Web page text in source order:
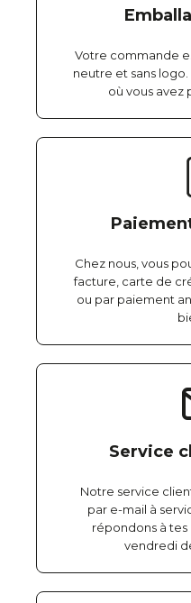
Votre commande
neutre et sans logo.
où vous avez
Chez nous, vous
facture, carte de
ou par paiement
Service
Notre service
par e-mail à
répondons à tes
vendredi